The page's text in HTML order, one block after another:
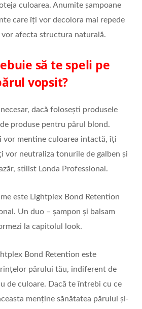
culoarea. Anumite şampoane
care îţi vor decolora mai repede
afecta structura naturală.
să te speli pe
vopsit?
dacă foloseşti produsele
produse pentru părul blond.
vor mentine culoarea intactă, îţi
vor neutraliza tonurile de galben şi
stilist Londa Professional.
este Lightplex Bond Retention
Un duo – șampon și balsam
la capitolul look.
Bond Retention este
părului tău, indiferent de
de culoare. Dacă te întrebi cu ce
menține sănătatea părului și-